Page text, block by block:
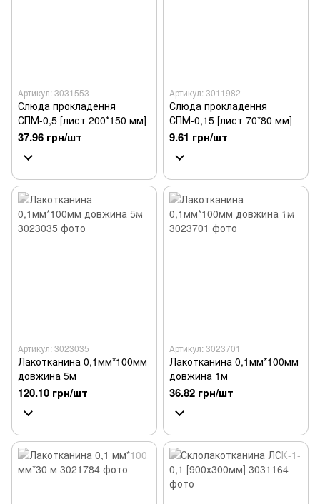
Артикул: 3031553
Слюда прокладення
СПМ-0,5 [лист 200*150 мм]
37.96 грн/шт
Артикул: 3011982
Слюда прокладення
СПМ-0,15 [лист 70*80 мм]
9.61 грн/шт
Артикул: 3023035
Лакотканина 0,1мм*100мм
довжина 5м
120.10 грн/шт
Артикул: 3023701
Лакотканина 0,1мм*100мм
довжина 1м
36.82 грн/шт